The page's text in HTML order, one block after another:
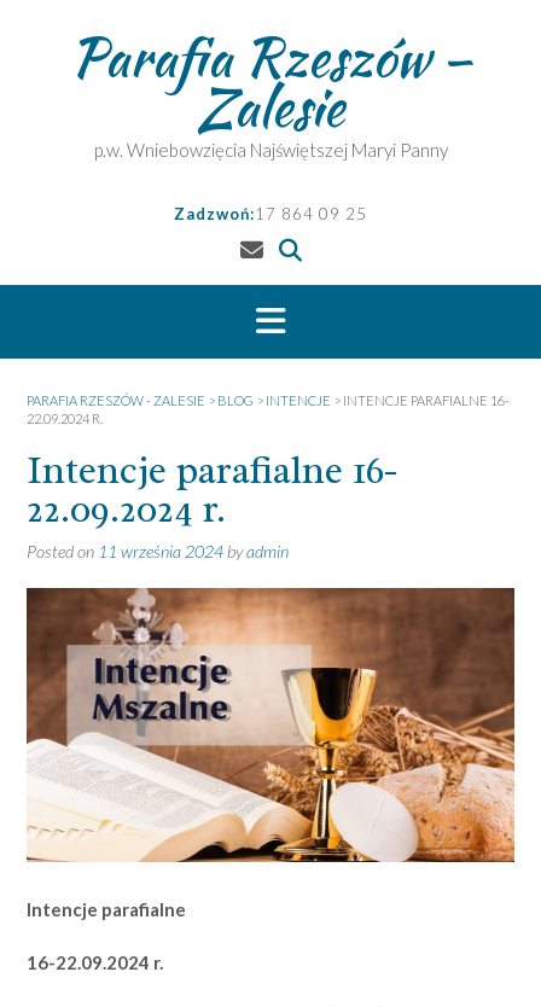
Parafia Rzeszów –
Zalesie
p.w. Wniebowzięcia Najświętszej Maryi Panny
Zadzwoń:17 864 09 25
PARAFIA RZESZÓW - ZALESIE > BLOG > INTENCJE > INTENCJE PARAFIALNE 16-
22.09.2024 R.
Intencje parafialne 16-
22.09.2024 r.
Posted on 11 września 2024 byadmin
Intencje parafialne
16-22.09.2024 r.